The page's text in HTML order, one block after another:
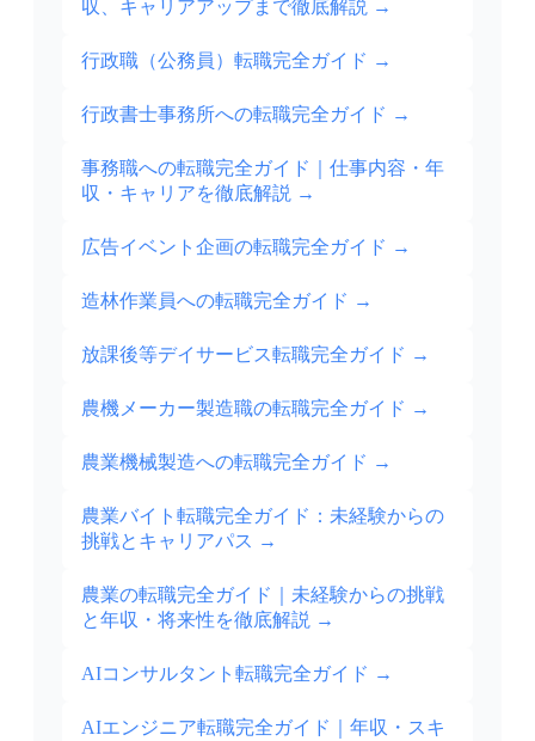
収、キャリアアップまで徹底解説 →
行政職（公務員）転職完全ガイド →
行政書士事務所への転職完全ガイド →
事務職への転職完全ガイド｜仕事内容・年
収・キャリアを徹底解説 →
広告イベント企画の転職完全ガイド →
造林作業員への転職完全ガイド →
放課後等デイサービス転職完全ガイド →
農機メーカー製造職の転職完全ガイド →
農業機械製造への転職完全ガイド →
農業バイト転職完全ガイド：未経験からの
挑戦とキャリアパス →
農業の転職完全ガイド｜未経験からの挑戦
と年収・将来性を徹底解説 →
AIコンサルタント転職完全ガイド →
AIエンジニア転職完全ガイド｜年収・スキ